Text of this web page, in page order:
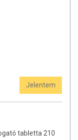
Kisgyermektől
Jelentem
tabletta 210